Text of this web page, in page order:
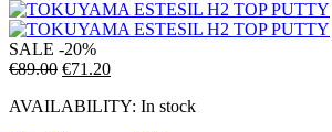
SALE -20%
€89.00 Original
was:
€71.20Η
τιμή
AVAILABILITY: In stock